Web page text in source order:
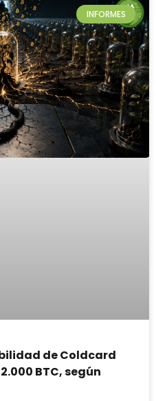
INFORMES
de Coldcard
BTC, según